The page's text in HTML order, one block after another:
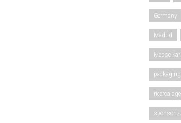
Germany
Madrid
Messe
ricerca